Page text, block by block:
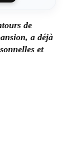
de
a déjà
et